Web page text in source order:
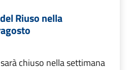
Riuso nella
chiuso nella settimana